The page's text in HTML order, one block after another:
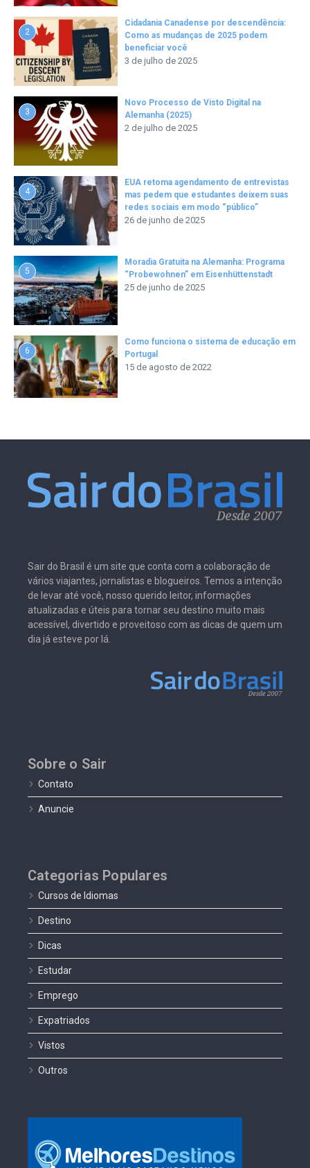
2
Cidadania Canadense por descendência:
Como as mudanças de 2025 podem
beneficiar você
3 de julho de 2025
3
Novo Processo de Visto Digital na
Alemanha (2025)
2 de julho de 2025
4
EUA retoma agendamento de entrevistas
mas pedem que estudantes deixem suas
redes sociais em modo “público”
26 de junho de 2025
5
Moradia Gratuita na Alemanha: Programa
“Probewohnen” em Eisenhüttenstadt
25 de junho de 2025
6
Como funciona o sistema de educação em
Portugal
15 de agosto de 2022
Sair do Brasil é um site que conta com a colaboração de
vários viajantes, jornalistas e blogueiros. Temos a intenção
de levar até você, nosso querido leitor, informações
atualizadas e úteis para tornar seu destino muito mais
acessível, divertido e proveitoso com as dicas de quem um
dia já esteve por lá.
Sobre o Sair
Contato
Anuncie
Categorias Populares
Cursos de Idiomas
Destino
Dicas
Estudar
Emprego
Expatriados
Vistos
Outros